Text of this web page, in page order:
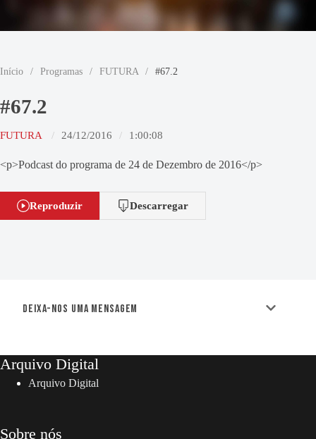
Início / Programas / FUTURA / #67.2
#67.2
FUTURA 24/12/2016 1:00:08
<p>Podcast do programa de 24 de Dezembro de 2016</p>
Reproduzir Descarregar
Deixa-nos uma mensagem
Arquivo Digital
Arquivo Digital
Sobre nós